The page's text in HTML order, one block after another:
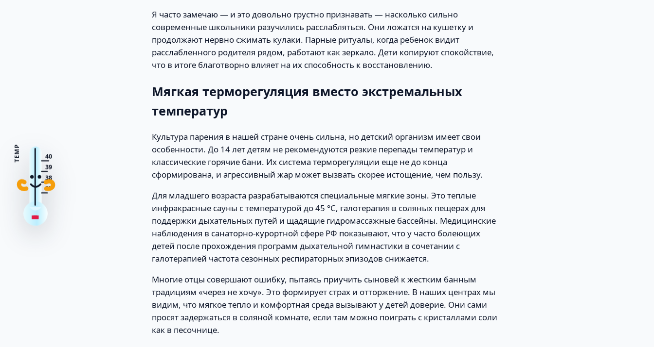
Я часто замечаю — и это довольно грустно признавать — насколько сильно
современные школьники разучились расслабляться. Они ложатся на кушетку и
продолжают нервно сжимать кулаки. Парные ритуалы, когда ребенок видит
расслабленного родителя рядом, работают как зеркало. Дети копируют спокойствие,
что в итоге благотворно влияет на их способность к восстановлению.
Мягкая терморегуляция вместо экстремальных
температур
Культура парения в нашей стране очень сильна, но детский организм имеет свои
особенности. До 14 лет детям не рекомендуются резкие перепады температур и
классические горячие бани. Их система терморегуляции еще не до конца
сформирована, и агрессивный жар может вызвать скорее истощение, чем пользу.
Для младшего возраста разрабатываются специальные мягкие зоны. Это теплые
инфракрасные сауны с температурой до 45 °C, галотерапия в соляных пещерах для
поддержки дыхательных путей и щадящие гидромассажные бассейны. Медицинские
наблюдения в санаторно-курортной сфере РФ показывают, что у часто болеющих
детей после прохождения программ дыхательной гимнастики в сочетании с
галотерапией частота сезонных респираторных эпизодов снижается.
Многие отцы совершают ошибку, пытаясь приучить сыновей к жестким банным
традициям «через не хочу». Это формирует страх и отторжение. В наших центрах мы
видим, что мягкое тепло и комфортная среда вызывают у детей доверие. Они сами
просят задержаться в соляной комнате, если там можно поиграть с кристаллами соли
как в песочнице.
40
39
38
37
TEMP